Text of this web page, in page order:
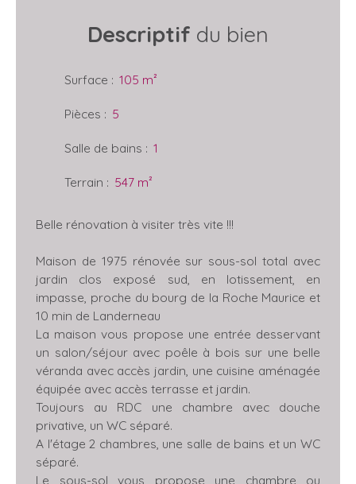
Descriptif du bien
Surface : 105 m²
Pièces : 5
Salle de bains : 1
Terrain : 547 m²
Belle rénovation à visiter très vite !!!
Maison de 1975 rénovée sur sous-sol total avec
jardin clos exposé sud, en lotissement, en
impasse, proche du bourg de la Roche Maurice et
10 min de Landerneau
La maison vous propose une entrée desservant
un salon/séjour avec poêle à bois sur une belle
véranda avec accès jardin, une cuisine aménagée
équipée avec accès terrasse et jardin.
Toujours au RDC une chambre avec douche
privative, un WC séparé.
A l'étage 2 chambres, une salle de bains et un WC
séparé.
Le sous-sol vous propose une chambre ou